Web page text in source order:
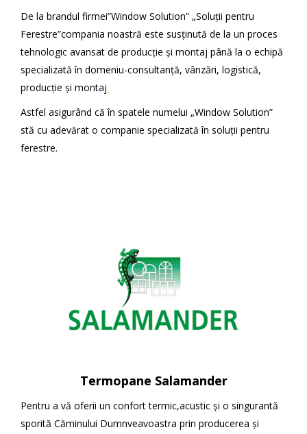
De la brandul firmei”Window Solution” „Soluții pentru
Ferestre”compania noastră este susținută de la un proces
tehnologic avansat de producție și montaj până la o echipă
specializată în domeniu-consultanță, vânzări, logistică,
producție și montaj.
Astfel asigurând că în spatele numelui „Window Solution”
stă cu adevărat o companie specializată în soluții pentru
ferestre.
Termopane Salamander
Pentru a vă oferii un confort termic,acustic și o singurantă
sporită Căminului Dumnveavoastra prin producerea și